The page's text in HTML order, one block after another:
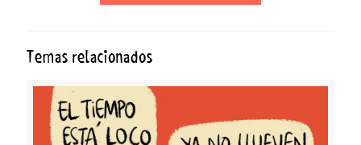
Temas relacionados